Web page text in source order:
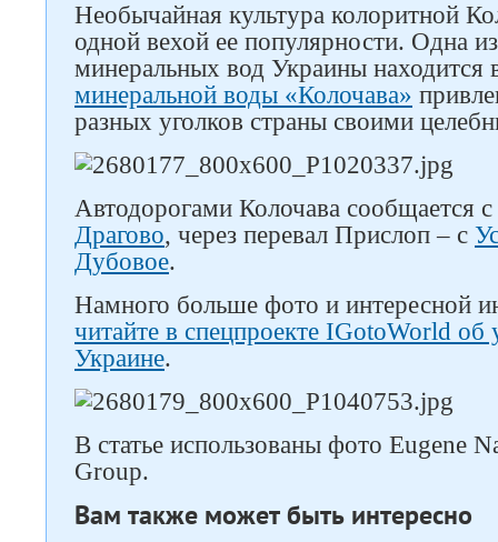
Необычайная культура колоритной
одной вехой ее популярности. Одна
минеральных вод Украины находится
минеральной воды «Колочава»
разных уголков страны своими
Автодорогами Колочава сообщается
Драгово, через перевал Прислоп – с
Дубовое.
Намного больше фото и интересной
читайте в спецпроекте IGotoWorld об
Украине.
В статье использованы фото Eugene
Group.
Вам также может быть интересно